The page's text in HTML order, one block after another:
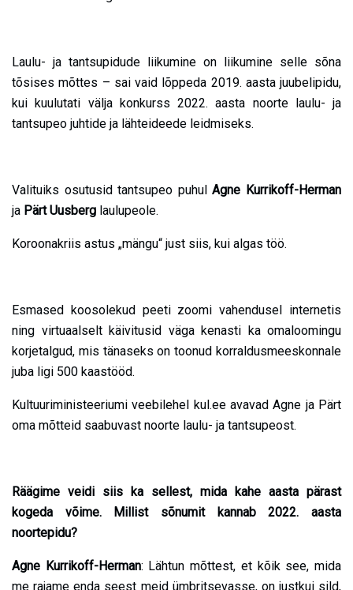
Laulu- ja tantsupidude liikumine on liikumine selle sõna
tõsises mõttes – sai vaid lõppeda 2019. aasta juubelipidu,
kui kuulutati välja konkurss 2022. aasta noorte laulu- ja
tantsupeo juhtide ja lähteideede leidmiseks.
Valituiks osutusid tantsupeo puhulAgne Kurrikoff-Herman
ja Pärt Uusberg laulupeole.
Koroonakriis astus „mängu“ just siis, kui algas töö.
Esmased koosolekud peeti zoomi vahendusel internetis
ning virtuaalselt käivitusid väga kenasti ka omaloomingu
korjetalgud, mis tänaseks on toonud korraldusmeeskonnale
juba ligi 500 kaastööd.
Kultuuriministeeriumi veebilehel kul.ee avavad Agne ja Pärt
oma mõtteid saabuvast noorte laulu- ja tantsupeost.
Räägime veidi siis ka sellest, mida kahe aasta pärast
kogeda võime. Millist sõnumit kannab 2022. aasta
noortepidu?
Agne Kurrikoff-Herman: Lähtun mõttest, et kõik see, mida
me rajame enda seest meid ümbritsevasse, on justkui sild,